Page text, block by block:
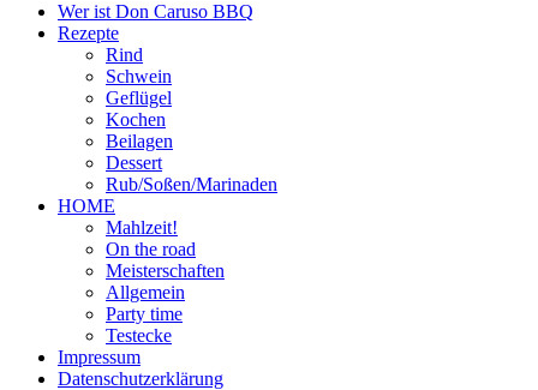
Wer ist Don Caruso BBQ
Rezepte
Rind
Schwein
Geflügel
Kochen
Beilagen
Dessert
Rub/Soßen/Marinaden
HOME
Mahlzeit!
On the road
Meisterschaften
Allgemein
Party time
Testecke
Impressum
Datenschutzerklärung